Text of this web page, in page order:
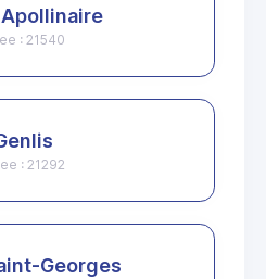
: 21540
: 21292
Georges